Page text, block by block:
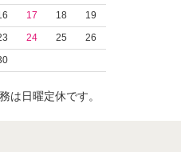
17 18
19
24 25
26
は日曜定休です。